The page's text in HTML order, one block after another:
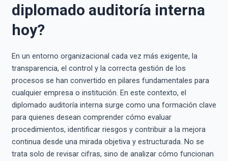
diplomado auditoría interna
hoy?
En un entorno organizacional cada vez más exigente, la
transparencia, el control y la correcta gestión de los
procesos se han convertido en pilares fundamentales para
cualquier empresa o institución. En este contexto, el
diplomado auditoría interna surge como una formación clave
para quienes desean comprender cómo evaluar
procedimientos, identificar riesgos y contribuir a la mejora
continua desde una mirada objetiva y estructurada. No se
trata solo de revisar cifras, sino de analizar cómo funcionan